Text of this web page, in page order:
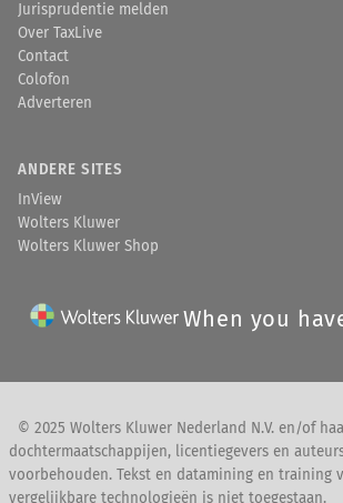
Jurisprudentie melden
Over TaxLive
Contact
Colofon
Adverteren
ANDERE SITES
InView
Wolters Kluwer
Wolters Kluwer Shop
When you
© 2025 Wolters Kluwer Nederland N.V. en/of
dochtermaatschappijen, licentiegevers en
voorbehouden. Tekst en datamining en training
vergelijkbare technologieën is niet toegestaan.